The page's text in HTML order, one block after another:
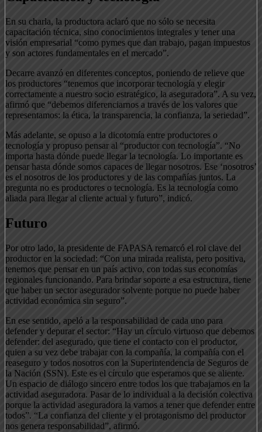
En su charla, la productora aclaró que no sólo se necesita
capacitación técnica, sino conocimientos integrales y tener una
visión empresarial “como pymes que dan trabajo, pagan impuestos
y son actores fundamentales en el mercado”.
Decarre avanzó en diferentes conceptos, poniendo de relieve que
los productores “tenemos que incorporar tecnología y elegir
correctamente a nuestro socio estratégico, la aseguradora”. A su vez,
afirmó que “debemos diferenciarnos a través de los valores que
representamos: la ética, la transparencia, la confianza, la seriedad”.
Más adelante, se opuso a la dicotomía entre productores o
tecnología y propuso pensar al “productor con tecnología”. “No
importa hasta dónde puede llegar la tecnología. Lo importante es
pensar hasta dónde somos capaces de llegar nosotros. Ese ‘nosotros’
es el nosotros de los productores y de las compañías juntos. La
pregunta no es productores o tecnología. Es la tecnología como
aliada para llegar al cliente actual y futuro”, indicó.
Futuro
Por otro lado, la presidente de FAPASA remarcó el rol clave del
productor en la sociedad: “Con una mirada realista, pero positiva,
tenemos que pensar en un país activo, con todas sus economías
regionales funcionando. Para brindar soporte a esa estructura, tiene
que haber un sector asegurador solvente porque no puede haber
actividad económica sin seguro”.
En ese sentido, apeló a la responsabilidad de cada uno para
defender y depurar el sector: “Hay un círculo virtuoso que debemos
defender: del asegurado, que tiene el contacto con el productor,
quien a su vez debe trabajar con la compañía, la compañía con el
reaseguro y todos nosotros con la Superintendencia de Seguros de
la Nación (SSN). Este es el círculo que esperamos que se aliente.
Un espacio de diálogo sincero entre todos los que trabajamos en la
actividad aseguradora. Pasar de lo individual a la decisión colectiva
porque la actividad aseguradora la vamos a tener que defender entre
todos”. “La confianza del cliente y el protagonismo del productor
nos genera responsabilidad”, afirmó.